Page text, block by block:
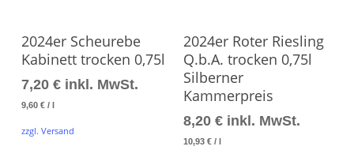
Produkt Ansehen
2024er Scheurebe
Kabinett trocken 0,75l
7,20 € inkl. MwSt.
9,60 €/ l
zzgl. Versand
Produkt Ansehen
2024er Roter Riesling
Q.b.A. trocken 0,75l
Silberner
Kammerpreis
8,20 € inkl. MwSt.
10,93 €/ l